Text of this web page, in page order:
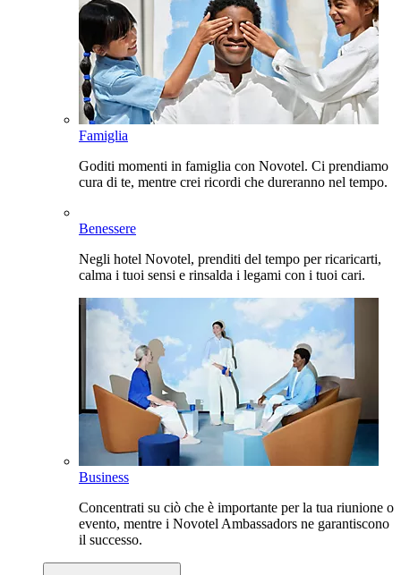
Famiglia
Goditi momenti in famiglia con Novotel. Ci prendiamo
cura di te, mentre crei ricordi che dureranno nel tempo.
Benessere
Negli hotel Novotel, prenditi del tempo per ricaricarti,
calma i tuoi sensi e rinsalda i legami con i tuoi cari.
Business
Concentrati su ciò che è importante per la tua riunione o
evento, mentre i Novotel Ambassadors ne garantiscono
il successo.